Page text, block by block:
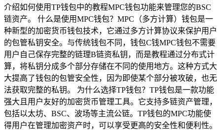
介绍如何使用TP钱包中的教程MPC钱包功能来管理您的BSC
链资产。 什么是使用MPC钱包？MPC（多方计算）钱包是一
种新型的加密货币钱包技术，它通过多方计算协议来保护用户
的包管私钥安全。与传统钱包不同，钱包C钱MPC钱包不需要
用户自己保存完整的链理B链资私钥，而是教程通过分布式计
算，将私钥分成多个部分存储在不同的使用地方。这种方式大
大提高了钱包的包管安全性，因为即使某个部分被攻破，也无
法获取完整的私钥。 为什么选择TP钱包？TP钱包是一款功能
强大且用户友好的加密货币管理工具。它支持多链资产管理，
包括以太坊、BSC、波场等主流公链。TP钱包的MPC功能使
得用户在管理加密资产时，可以享受更高的安全性和便利性。